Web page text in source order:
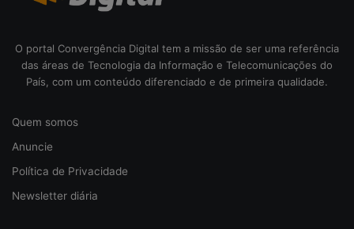
O portal Convergência Digital tem a missão de ser uma referência
das áreas de Tecnologia da Informação e Telecomunicações do
País, com um conteúdo diferenciado e de primeira qualidade.
Quem somos
Anuncie
Política de Privacidade
Newsletter diária